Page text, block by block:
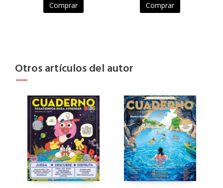
Comprar Comprar
Otros artículos del autor